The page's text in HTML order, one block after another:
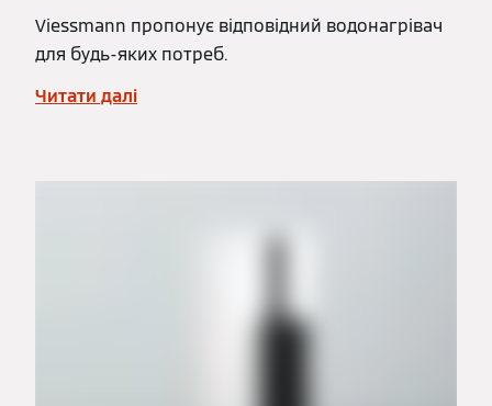
Viessmann пропонує відповідний водонагрівач
для будь-яких потреб.
Читати далі